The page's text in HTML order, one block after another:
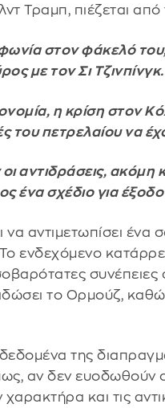
Τραμπ, πιέζεται
στον φάκελό
με τον Σι Τζινπίνγκ.
η κρίση στον
του πετρελαίου να
οι αντιδράσεις,
ένα σχέδιο για
να αντιμετωπίσει
ενδεχόμενο
συνέπειες
το Ορμούζ,
της
αν δεν
και τις